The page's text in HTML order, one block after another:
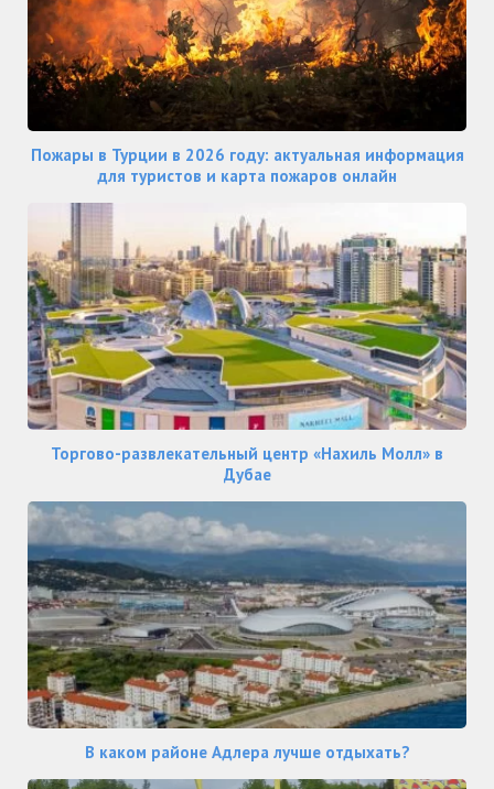
Пожары в Турции в 2026 году: актуальная информация
для туристов и карта пожаров онлайн
Торгово-развлекательный центр «Нахиль Молл» в
Дубае
В каком районе Адлера лучше отдыхать?